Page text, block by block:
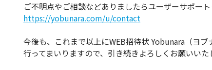
ご不明点やご相談などありましたらユーザーサポー
https://yobunara.com/u/contact
今後も、これまで以上にWEB招待状 Yobunara（ヨ
行ってまいりますので、引き続きよろしくお願いいた